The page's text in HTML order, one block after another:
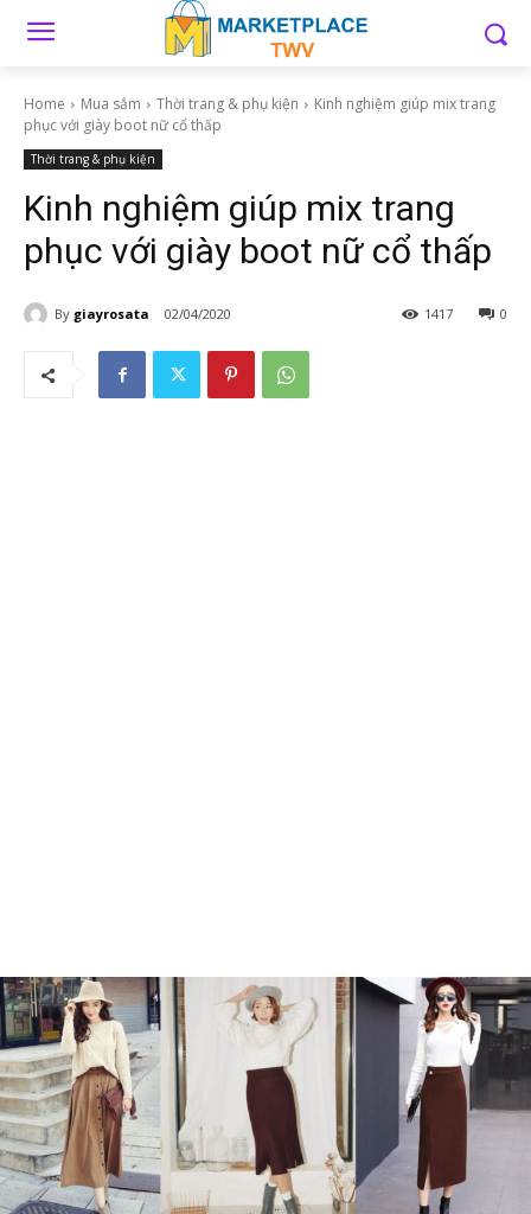
Home Mua sắm Thời trang & phụ kiện
Kinh nghiệm giúp mix trang
phục với giày boot nữ cổ thấp
Thời trang & phụ kiện
Kinh nghiệm giúp mix trang
phục với giày boot nữ cổ thấp
By giayrosata 02/04/2020 0
1417